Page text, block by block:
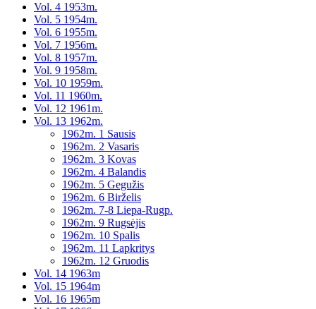
Vol. 4 1953m.
Vol. 5 1954m.
Vol. 6 1955m.
Vol. 7 1956m.
Vol. 8 1957m.
Vol. 9 1958m.
Vol. 10 1959m.
Vol. 11 1960m.
Vol. 12 1961m.
Vol. 13 1962m.
1962m. 1 Sausis
1962m. 2 Vasaris
1962m. 3 Kovas
1962m. 4 Balandis
1962m. 5 Gegužis
1962m. 6 Birželis
1962m. 7-8 Liepa-Rugp.
1962m. 9 Rugsėjis
1962m. 10 Spalis
1962m. 11 Lapkritys
1962m. 12 Gruodis
Vol. 14 1963m
Vol. 15 1964m
Vol. 16 1965m